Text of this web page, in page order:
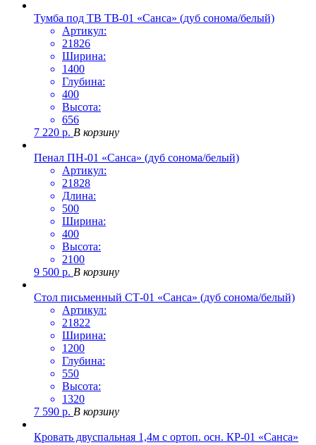
Тумба под ТВ ТВ-01 «Санса» (дуб сонома/белый)
Артикул:
21826
Ширина:
1400
Глубина:
400
Высота:
656
7 220 р. В корзину
Пенал ПН-01 «Санса» (дуб сонома/белый)
Артикул:
21828
Длина:
500
Ширина:
400
Высота:
2100
9 500 р. В корзину
Стол письменный СТ-01 «Санса» (дуб сонома/белый)
Артикул:
21822
Ширина:
1200
Глубина:
550
Высота:
1320
7 590 р. В корзину
Кровать двуспальная 1,4м с ортоп. осн. КР-01 «Санса»